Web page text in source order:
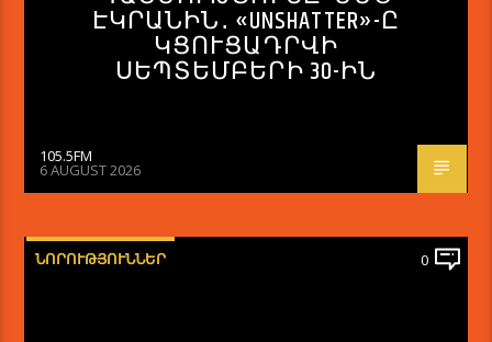
ԷԿՐԱՆԻՆ․ «UNSHATTER»-Ը
ԿՑՈՒՑԱԴՐՎԻ
ՍԵՊՏԵՄԲԵՐԻ 30-ԻՆ
105.5FM
6 AUGUST 2026
ՆՈՐՈՒԹՅՈՒՆՆԵՐ 0